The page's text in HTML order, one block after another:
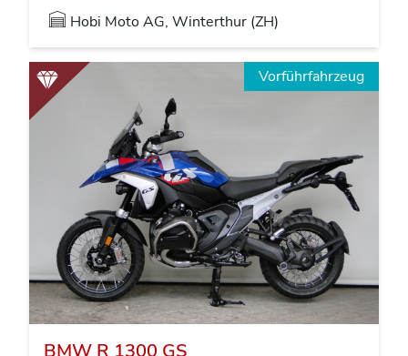
Hobi Moto AG, Winterthur (ZH)
Vorführfahrzeug
BMW R 1300 GS